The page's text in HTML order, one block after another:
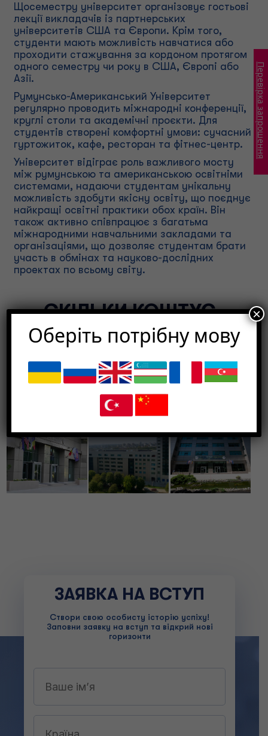
Щосеместру університет організовує гостьові
лекції викладачів із партнерських
університетів США та Європи. Крім того,
студенти мають можливість навчатися або
проходити стажування за кордоном протягом
одного семестру чи року в США, Європі або
Азії.
Румунсько-Американський Університет
регулярно проводить міжнародні конференції,
круглі столи та академічні проєкти. Для
студентів створені комфортні умови: сучасний
гуртожиток, кафе, ресторан та фітнес-центр.
Університет відіграє роль важливого мосту
між румунською та американською освітніми
системами, надаючи студентам унікальну
можливість здобути якісну освіту, що поєднує
найкращі освітні практики обох країн. Він
також активно співпрацює з багатьма
міжнародними навчальними закладами та
організаціями, що дозволяє студентам брати
участь в обмінах та науково-дослідних
проектах по всьому світу.
СКІЛЬКИ КОШТУЄ
НАВЧАННЯ?
Румуно-американський університет – ✅
дізнатися ціну навчання в Румунії 💰 та вартість
ЗАЯВКА НА ВСТУП
Створи свою особисту історію успіху!
Заповни заявку на вступ та відкрий нові
горизонти
Оберіть потрібну мову
×
Перевірка запрошення